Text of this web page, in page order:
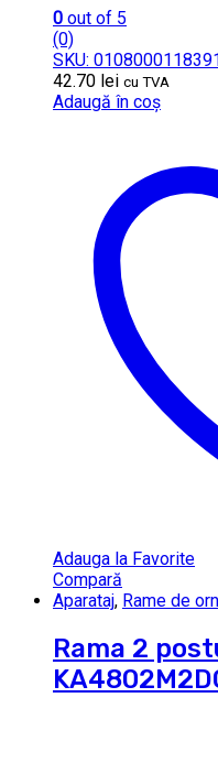
0 out of 5
(0)
SKU:
42.70 lei cu TVA
Adaugă în coș
Adauga la Favorite
Compară
Aparataj, Rame de
Rama 2